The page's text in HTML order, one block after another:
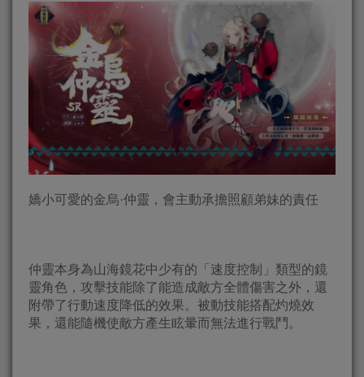
嬌小可愛的金烏·仲靈，會主動承擔照顧弟妹的責任
仲靈本身為山海鏡花中少有的「速度控制」類型的鏡
靈角色，攻擊技能除了能造成敵方全體傷害之外，還
附帶了行動速度降低的效果。被動技能搭配灼燒效
果，還能隨機使敵方產生眩暈而無法進行戰鬥。